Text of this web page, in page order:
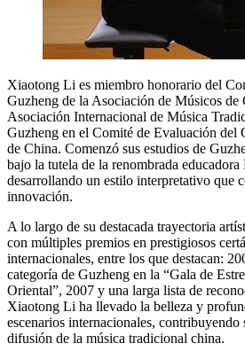
Xiaotong Li es miembro honorario del
Guzheng de la Asociación de Músicos de
Asociación Internacional de Música
Guzheng en el Comité de Evaluación del
de China. Comenzó sus estudios de
bajo la tutela de la renombrada
desarrollando un estilo interpretativo que
innovación.
A lo largo de su destacada trayectoria
con múltiples premios en prestigiosos
internacionales, entre los que destacan:
categoría de Guzheng en la “Gala de
Oriental”, 2007 y una larga lista de
Xiaotong Li ha llevado la belleza y
escenarios internacionales,
difusión de la música tradicional china.